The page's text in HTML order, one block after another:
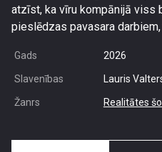
atzīst, ka vīru kompānijā viss
pieslēdzas pavasara
Gads 2026
Slavenības Lauris
Žanrs Realitātes